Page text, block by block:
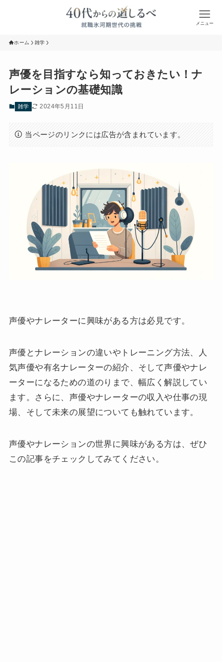
メニュー
ホーム 雑学
声優を目指すなら知っておきたい！ナ
レーションの基礎知識
雑学 2024年5月11日
当ページのリンクには広告が含まれています。
声優やナレーターに興味がある方は必見です。
声優とナレーションの違いやトレーニング方法、人
気声優や有名ナレーターの紹介、そして声優やナレ
ーターになるための道のりまで、幅広く解説してい
ます。さらに、声優やナレーターの収入や仕事の現
場、そして未来の展望についても触れています。
声優やナレーションの世界に興味がある方は、ぜひ
この記事をチェックしてみてください。